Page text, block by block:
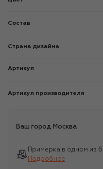
Состав
Страна дизайна
Артикул
Артикул производителя
Ваш город Москва
Примерка в одном из
Подробнее